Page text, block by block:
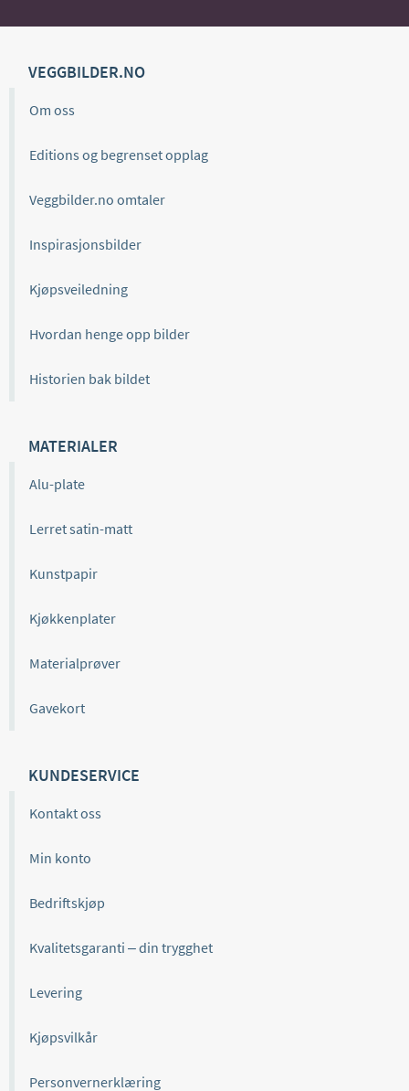
VEGGBILDER.NO
Om oss
Editions og begrenset opplag
Veggbilder.no omtaler
Inspirasjonsbilder
Kjøpsveiledning
Hvordan henge opp bilder
Historien bak bildet
MATERIALER
Alu-plate
Lerret satin-matt
Kunstpapir
Kjøkkenplater
Materialprøver
Gavekort
KUNDESERVICE
Kontakt oss
Min konto
Bedriftskjøp
Kvalitetsgaranti – din trygghet
Levering
Kjøpsvilkår
Personvernerklæring